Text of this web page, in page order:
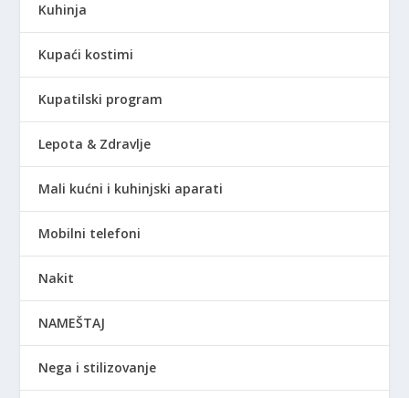
Kuhinja
Kupaći kostimi
Kupatilski program
Lepota & Zdravlje
Mali kućni i kuhinjski aparati
Mobilni telefoni
Nakit
NAMEŠTAJ
Nega i stilizovanje